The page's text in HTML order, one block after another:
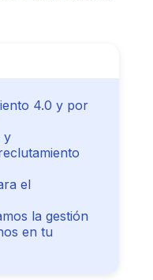
4.0 y por
y
el
la gestión
en tu